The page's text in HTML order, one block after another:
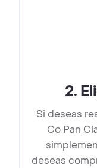
2.
Si deseas
Co Pan
deseas